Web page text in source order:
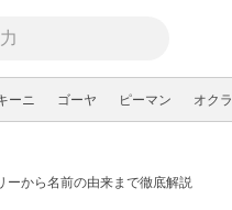
ーニ ゴーヤ ピーマン オクラ
ーから名前の由来まで徹底解説